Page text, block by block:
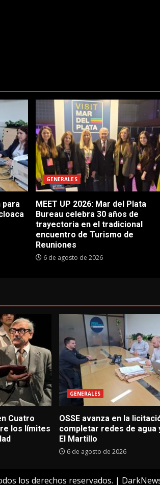
para
GENERALES
MEET UP 2026: Mar del Plata
Bureau celebra 30 años de
trayectoria en el tradicional
encuentro de Turismo de
Reuniones
6 de agosto de 2026
Cuatro
los límites
GENERALES
OSSE avanza en la
completar redes de agua
El Martillo
6 de agosto de 2026
los derechos reservados. |